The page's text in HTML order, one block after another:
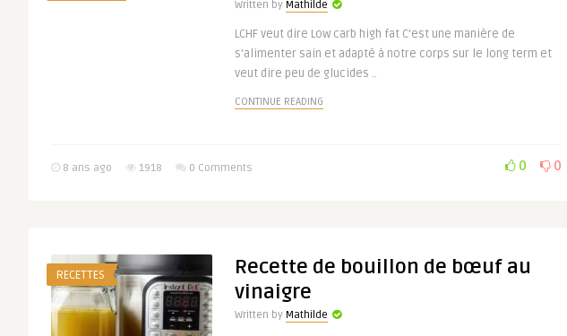
Written by Mathilde
LCHF veut dire Low carb high fat C’est une manière de
s’alimenter sain et adapté à notre corps sur le long term et
veut dire peu de glucides ..
CONTINUE READING
8 ans ago 1918 0 Comments 0 0
RECETTES
Recette de bouillon de bœuf au
vinaigre
Written by Mathilde